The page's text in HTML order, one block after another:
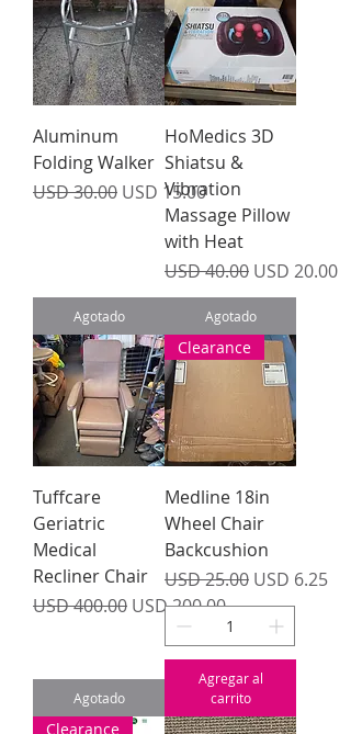
Aluminum
Folding Walker
Precio
USD 30.00 Precio de oferta
USD 15.00
Agotado
HoMedics 3D
Shiatsu &
Vibration
Massage Pillow
with Heat
Precio
USD 40.00 Precio de
USD 20.00
Agotado
Tuffcare
Geriatric
Medical
Recliner Chair
Precio
USD 400.00 Precio de oferta
USD 200.00
Agotado
Clearance
Medline 18in
Wheel Chair
Backcushion
Precio
USD 25.00 Precio de
USD 6.25
Agregar al
carrito
Clearance